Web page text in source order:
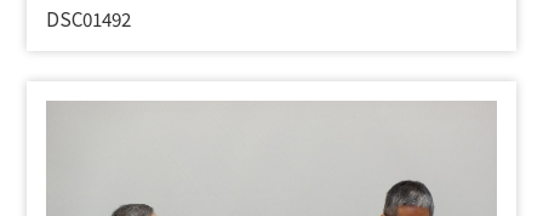
DSC01492